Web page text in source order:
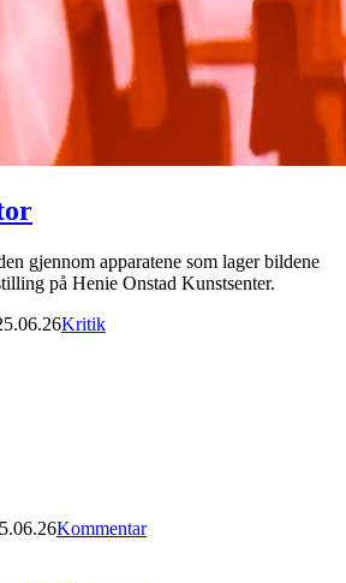
gjennom apparatene som lager bildene
på Henie Onstad Kunstsenter.
Kritik
Kommentar